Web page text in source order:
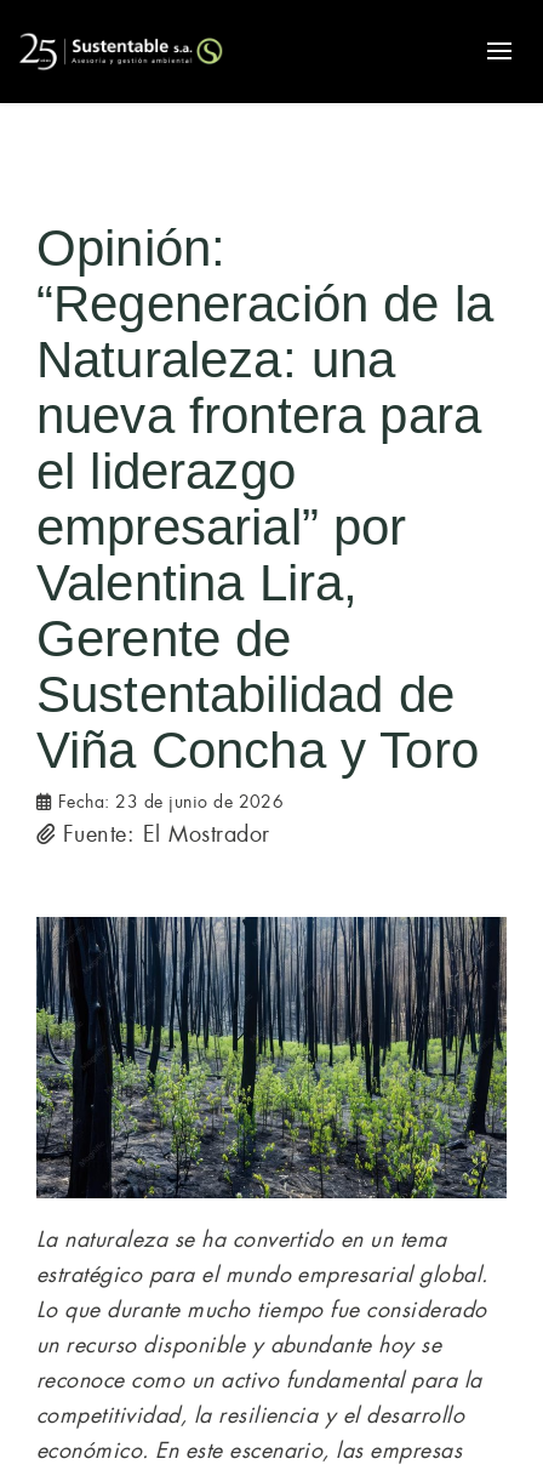
Opinión:
“Regeneración de la
Naturaleza: una
nueva frontera para
el liderazgo
empresarial” por
Valentina Lira,
Gerente de
Sustentabilidad de
Viña Concha y Toro
Fecha: 23 de junio de 2026
Fuente: El Mostrador
La naturaleza se ha convertido en un tema
estratégico para el mundo empresarial global.
Lo que durante mucho tiempo fue considerado
un recurso disponible y abundante hoy se
reconoce como un activo fundamental para la
competitividad, la resiliencia y el desarrollo
económico. En este escenario, las empresas